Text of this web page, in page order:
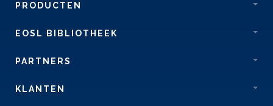
PRODUCTEN
EOSL BIBLIOTHEEK
PARTNERS
KLANTEN